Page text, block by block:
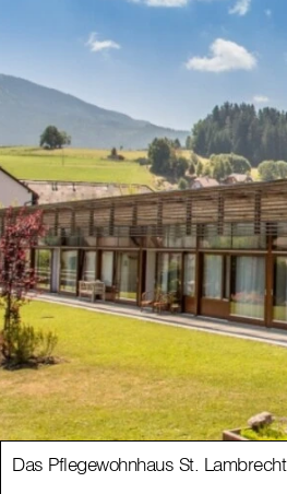
Das Pflegewohnhaus St. Lambrecht